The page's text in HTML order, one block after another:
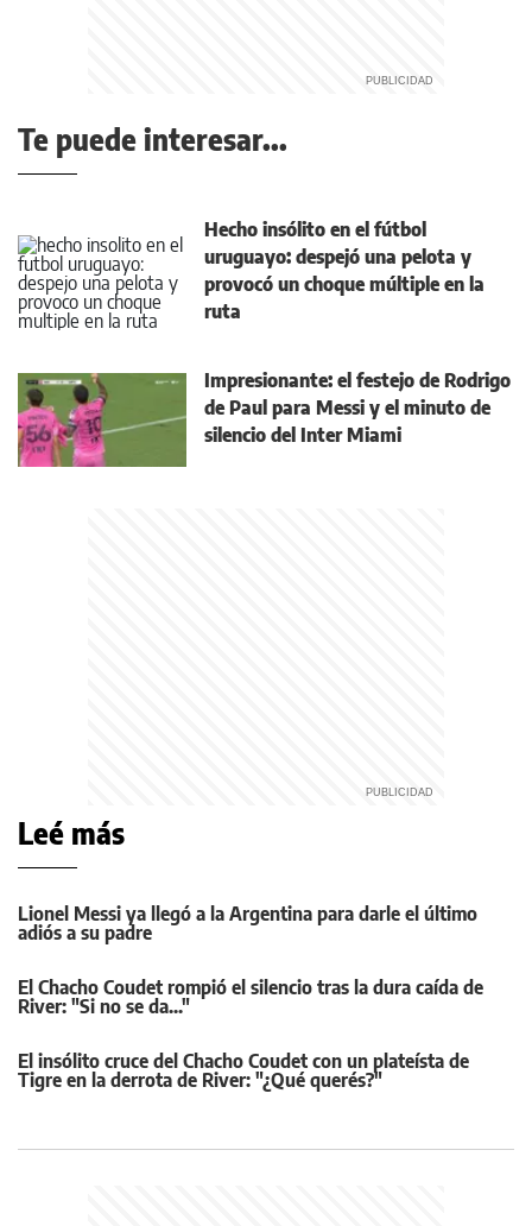
Te puede interesar...
Hecho insólito en el fútbol
uruguayo: despejó una pelota y
provocó un choque múltiple en la
ruta
Impresionante: el festejo de Rodrigo
de Paul para Messi y el minuto de
silencio del Inter Miami
Leé más
Lionel Messi ya llegó a la Argentina para darle el último
adiós a su padre
El Chacho Coudet rompió el silencio tras la dura caída de
River: "Si no se da..."
El insólito cruce del Chacho Coudet con un plateísta de
Tigre en la derrota de River: "¿Qué querés?"